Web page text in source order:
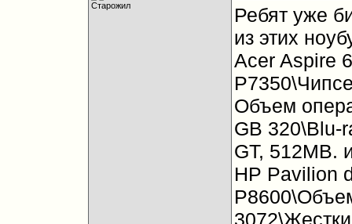
Старожил
Ребят уже
из этих
Acer Aspire
Объем
GB 320\Blu-
GT, 512MB.
HP Pavilion